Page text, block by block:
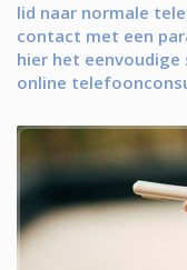
lid naar normale
contact met een
hier het eenvoudige
online